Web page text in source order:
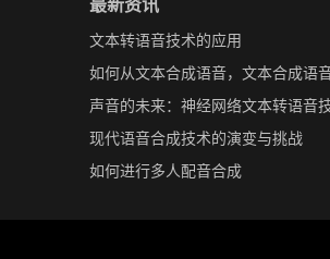
最新资讯
文本转语音技术的应用
如何从文本合成语音，文本合成语
声音的未来：神经网络文本转语音
现代语音合成技术的演变与挑战
如何进行多人配音合成